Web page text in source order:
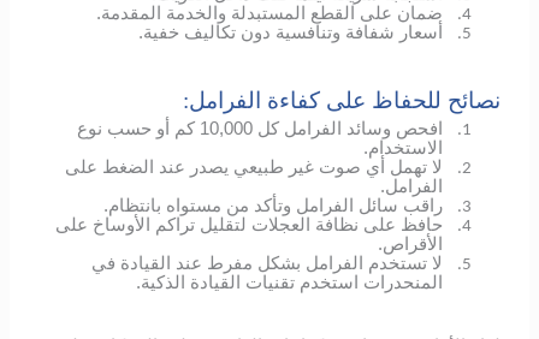
4. ضمان على القطع المستبدلة والخدمة المقدمة.
5. أسعار شفافة وتنافسية دون تكاليف خفية.
نصائح للحفاظ على كفاءة الفرامل:
1.
افحص وسائد الفرامل كل 10,000 كم أو حسب نوع
الاستخدام.
2.
لا تهمل أي صوت غير طبيعي يصدر عند الضغط على
الفرامل.
3. راقب سائل الفرامل وتأكد من مستواه بانتظام.
4.
حافظ على نظافة العجلات لتقليل تراكم الأوساخ على
الأقراص.
5.
لا تستخدم الفرامل بشكل مفرط عند القيادة في
المنحدرات استخدم تقنيات القيادة الذكية.